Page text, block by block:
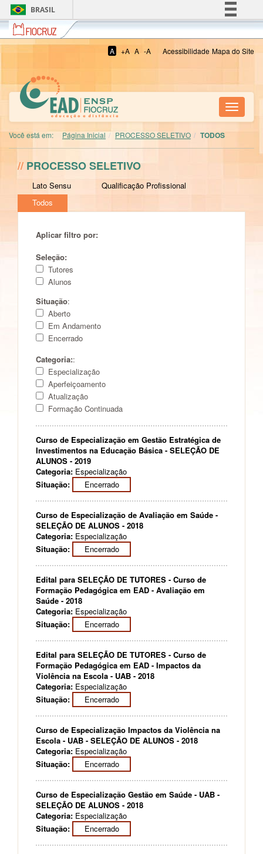
BRASIL
Simplifique!
Fiocruz
A +A A -A Acessibilidade Mapa do Site
Toggle
Você está em: Página Inicial PROCESSO SELETIVO TODOS
// PROCESSO SELETIVO
Lato Sensu
Qualificação Profissional
Todos
Aplicar filtro por:
Seleção:
Tutores
Alunos
Situação:
Aberto
Em Andamento
Encerrado
Categoria::
Especialização
Aperfeiçoamento
Atualização
Formação Continuada
Curso de Especialização em Gestão Estratégica de
Investimentos na Educação Básica - SELEÇÃO DE
ALUNOS - 2019
Categoria: Especialização
Situação:
Encerrado
Curso de Especialização de Avaliação em Saúde -
SELEÇÃO DE ALUNOS - 2018
Categoria: Especialização
Situação:
Encerrado
Edital para SELEÇÃO DE TUTORES - Curso de
Formação Pedagógica em EAD - Avaliação em
Saúde - 2018
Categoria: Especialização
Situação:
Encerrado
Edital para SELEÇÃO DE TUTORES - Curso de
Formação Pedagógica em EAD - Impactos da
Violência na Escola - UAB - 2018
Categoria: Especialização
Situação:
Encerrado
Curso de Especialização Impactos da Violência na
Escola - UAB - SELEÇÃO DE ALUNOS - 2018
Categoria: Especialização
Situação:
Encerrado
Curso de Especialização Gestão em Saúde - UAB -
SELEÇÃO DE ALUNOS - 2018
Categoria: Especialização
Situação:
Encerrado